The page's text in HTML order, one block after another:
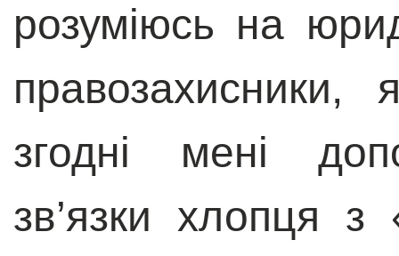
розуміюсь на
правозахисники,
згодні мені
зв’язки хлопця